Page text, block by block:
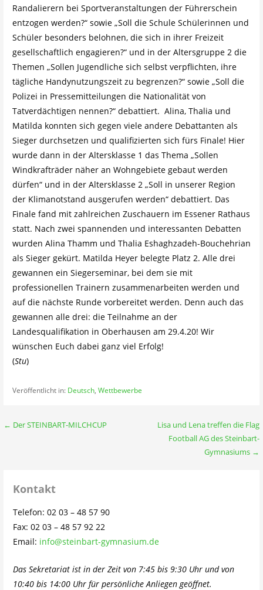
Randalierern bei Sportveranstaltungen der Führerschein
entzogen werden?“ sowie „Soll die Schule Schülerinnen und
Schüler besonders belohnen, die sich in ihrer Freizeit
gesellschaftlich engagieren?“ und in der Altersgruppe 2 die
Themen „Sollen Jugendliche sich selbst verpflichten, ihre
tägliche Handynutzungszeit zu begrenzen?“ sowie „Soll die
Polizei in Pressemitteilungen die Nationalität von
Tatverdächtigen nennen?“ debattiert. Alina, Thalia und
Matilda konnten sich gegen viele andere Debattanten als
Sieger durchsetzen und qualifizierten sich fürs Finale! Hier
wurde dann in der Altersklasse 1 das Thema „Sollen
Windkrafträder näher an Wohngebiete gebaut werden
dürfen“ und in der Altersklasse 2 „Soll in unserer Region
der Klimanotstand ausgerufen werden“ debattiert. Das
Finale fand mit zahlreichen Zuschauern im Essener Rathaus
statt. Nach zwei spannenden und interessanten Debatten
wurden Alina Thamm und Thalia Eshaghzadeh-Bouchehrian
als Sieger gekürt. Matilda Heyer belegte Platz 2. Alle drei
gewannen ein Siegerseminar, bei dem sie mit
professionellen Trainern zusammenarbeiten werden und
auf die nächste Runde vorbereitet werden. Denn auch das
gewannen alle drei: die Teilnahme an der
Landesqualifikation in Oberhausen am 29.4.20! Wir
wünschen Euch dabei ganz viel Erfolg!
(Stu)
Veröffentlicht in: Deutsch, Wettbewerbe
Beitragsnavigation
← Der STEINBART-MILCHCUP
Lisa und Lena treffen die Flag
Football AG des Steinbart-
Gymnasiums →
Kontakt
Telefon: 02 03 – 48 57 90
Fax: 02 03 – 48 57 92 22
Email: info@steinbart-gymnasium.de
Das Sekretariat ist in der Zeit von 7:45 bis 9:30 Uhr und von
10:40 bis 14:00 Uhr für persönliche Anliegen geöffnet.